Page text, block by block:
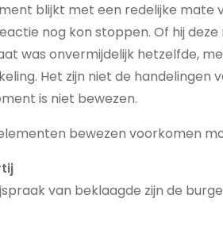
blijkt met een redelijke mate
nog kon stoppen. Of hij
was onvermijdelijk hetzelfde,
Het zijn niet de handelingen
is niet bewezen.
bewezen voorkomen
van beklaagde zijn de